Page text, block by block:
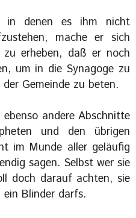
in denen es ihm nicht
mache er sich
erheben, daß er noch
um in die Synagoge zu
Gemeinde zu beten.
andere Abschnitte
und den übrigen
im Munde aller geläufig
sagen. Selbst wer sie
doch darauf achten, sie
Blinder darfs.